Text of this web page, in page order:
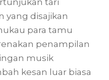
yang disajikan
para tamu
penampilan
musik
kesan luar biasa